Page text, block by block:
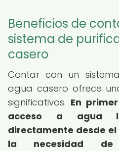
Beneficios de
sistema de
casero
Contar con un
agua casero ofrece
significativos. En
acceso a agua
directamente desde
la necesidad